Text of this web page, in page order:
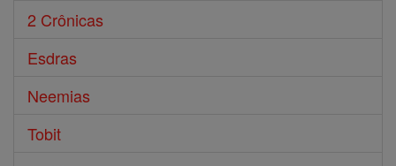
2 Crônicas
Esdras
Neemias
Tobit